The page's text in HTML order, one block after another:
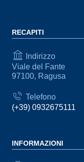
RECAPITI
Indirizzo
Viale del Fante
97100, Ragusa
Telefono
(+39) 0932675111
INFORMAZIONI